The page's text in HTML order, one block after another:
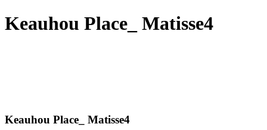
Keauhou Place_ Matisse4
Keauhou Place_ Matisse4